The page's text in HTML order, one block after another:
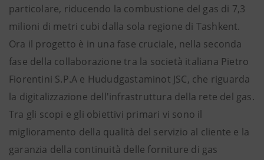
particolare, riducendo la combustione del gas di 7,3
milioni di metri cubi dalla sola regione di Tashkent.
Ora il progetto è in una fase cruciale, nella seconda
fase della collaborazione tra la società italiana Pietro
Fiorentini S.P.A e Hududgastaminot JSC, che riguarda
la digitalizzazione dell'infrastruttura della rete del gas.
Tra gli scopi e gli obiettivi primari vi sono il
miglioramento della qualità del servizio al cliente e la
garanzia della continuità delle forniture di gas